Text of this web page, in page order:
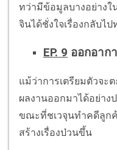
ทว่ามีข้อมูลบางอย่าง
จินได้ชั่งใจเรื่องกลับไป
EP. 9 ออกอาก
แม้ว่าการเตรียมตัวจะ
ผลงานออกมาได้อย่าง
ขณะที่ชเวจุนทำคดีลูก
สร้างเรื่องป่วนขึ้น